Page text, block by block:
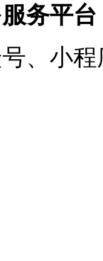
务平台
、小